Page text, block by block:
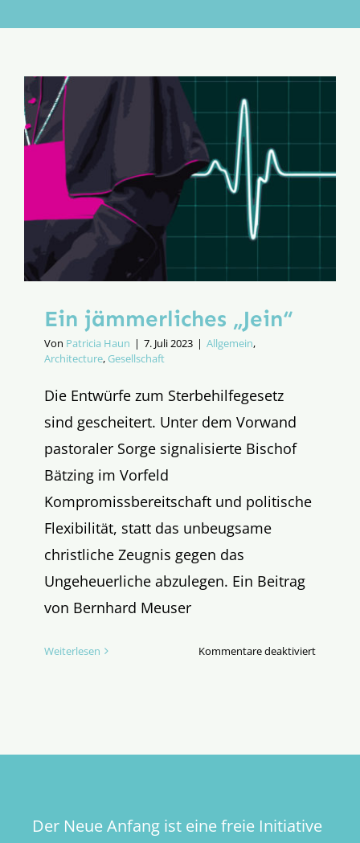
Aktion
Ein jämmerliches „Jein“
Von Patricia Haun | 7. Juli 2023 | Allgemein,
Architecture,Gesellschaft
Die Entwürfe zum Sterbehilfegesetz
sind gescheitert. Unter dem Vorwand
pastoraler Sorge signalisierte Bischof
Bätzing im Vorfeld
Kompromissbereitschaft und politische
Flexibilität, statt das unbeugsame
christliche Zeugnis gegen das
Ungeheuerliche abzulegen. Ein Beitrag
von Bernhard Meuser
Weiterlesen Kommentare deaktiviertfür
Der Neue Anfang ist eine freie Initiative